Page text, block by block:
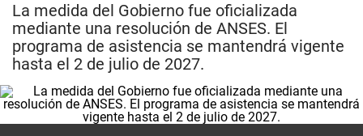
La medida del Gobierno fue oficializada
mediante una resolución de ANSES. El
programa de asistencia se mantendrá vigente
hasta el 2 de julio de 2027.